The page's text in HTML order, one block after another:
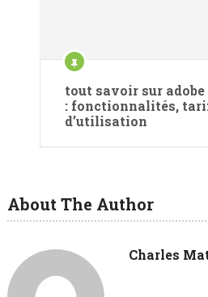
tout savoir sur
: fonctionnalités,
d’utilisation
About The Author
Charles